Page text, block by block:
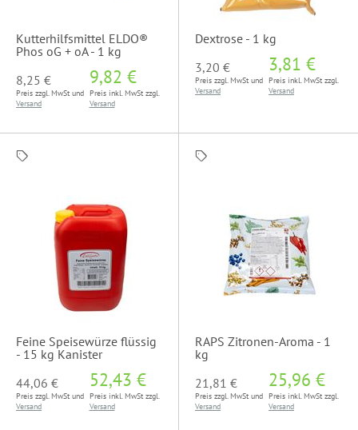
Kutterhilfsmittel ELDO®
Phos oG + oA - 1 kg
8,25 €
Preis zzgl. MwSt und
Versand
9,82 €
Preis inkl. MwSt zzgl.
Versand
Dextrose - 1 kg
3,20 €
Preis zzgl. MwSt und
Versand
3,81 €
Preis inkl. MwSt zzgl.
Versand
Feine Speisewürze flüssig
- 15 kg Kanister
44,06 €
Preis zzgl. MwSt und
Versand
52,43 €
Preis inkl. MwSt zzgl.
Versand
RAPS Zitronen-Aroma - 1
kg
21,81 €
Preis zzgl. MwSt und
Versand
25,96 €
Preis inkl. MwSt zzgl.
Versand